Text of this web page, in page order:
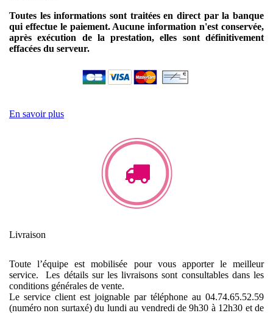
Toutes les informations sont traitées en direct par la banque
qui effectue le paiement. Aucune information n'est conservée,
après exécution de la prestation, elles sont définitivement
effacées du serveur.
En savoir plus
Livraison
Toute l’équipe est mobilisée pour vous apporter le meilleur
service. Les détails sur les livraisons sont consultables dans les
conditions générales de vente.
Le service client est joignable par téléphone au 04.74.65.52.59
(numéro non surtaxé) du lundi au vendredi de 9h30 à 12h30 et de